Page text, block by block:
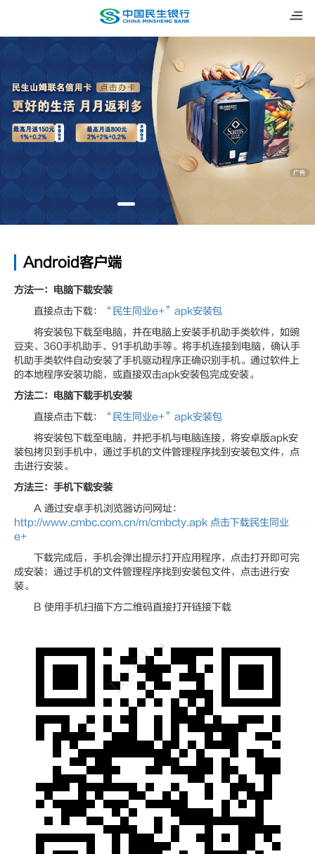
Android客户端
方法一：电脑下载安装
直接点击下载：
“民生同业e+”apk安装包
将安装包下载至电脑，并在电脑上安装手机助手类软件，如豌
豆夹、360手机助手、91手机助手等。将手机连接到电脑，确认手
机助手类软件自动安装了手机驱动程序正确识别手机。通过软件上
的本地程序安装功能，或直接双击apk安装包完成安装。
方法二：电脑下载手机安装
直接点击下载：
“民生同业e+”apk安装包
将安装包下载至电脑，并把手机与电脑连接，将安卓版apk安
装包拷贝到手机中，通过手机的文件管理程序找到安装包文件，点
击进行安装。
方法三：手机下载安装
A 通过安卓手机浏览器访问网址：
http://www.cmbc.com.cn/m/cmbcty.apk 点击下载民生同业
e+
下载完成后，手机会弹出提示打开应用程序，点击打开即可完
成安装；通过手机的文件管理程序找到安装包文件，点击进行安
装。
B 使用手机扫描下方二维码直接打开链接下载